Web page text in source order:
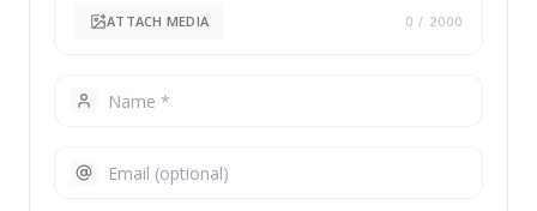
ATTACH MEDIA 0 / 2000